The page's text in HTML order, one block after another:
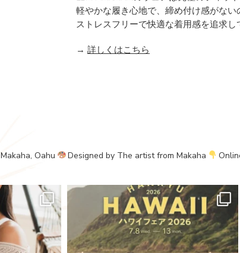
軽やかな履き心地で、締め付け感がな
ストレスフリーで快適な着用感を追求し
→ 詳しくはこちら
Makaha, Oahu Designed by The artist from Makaha